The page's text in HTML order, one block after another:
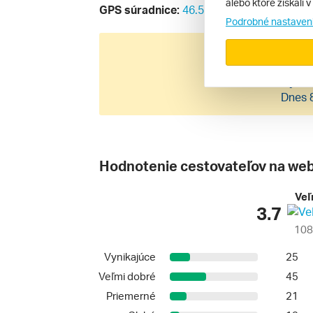
GPS súradnice: 46.5571639477,
0220
Dnes
Hodnotenie cestovateľov na
3.7
Vynikajúce
25
Veľmi dobré
45
Priemerné
21
alebo ktoré získali
Podrobné